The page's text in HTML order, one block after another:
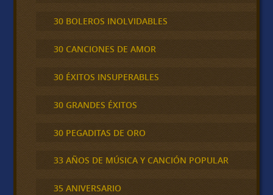
30 BOLEROS INOLVIDABLES
30 CANCIONES DE AMOR
30 ÉXITOS INSUPERABLES
30 GRANDES ÉXITOS
30 PEGADITAS DE ORO
33 AÑOS DE MÚSICA Y CANCIÓN POPULAR
35 ANIVERSARIO